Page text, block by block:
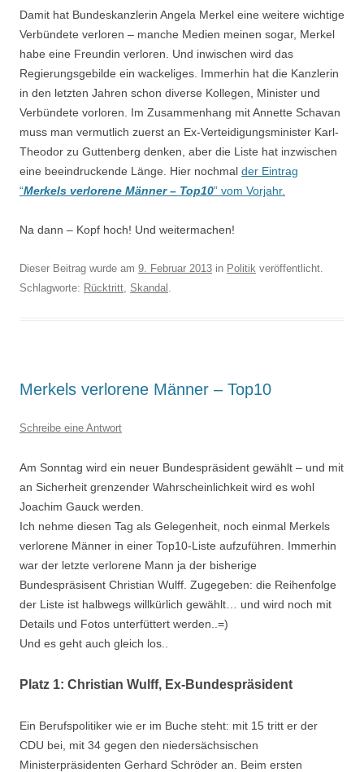
Damit hat Bundeskanzlerin Angela Merkel eine weitere wichtige
Verbündete verloren – manche Medien meinen sogar, Merkel
habe eine Freundin verloren. Und inwischen wird das
Regierungsgebilde ein wackeliges. Immerhin hat die Kanzlerin
in den letzten Jahren schon diverse Kollegen, Minister und
Verbündete vorloren. Im Zusammenhang mit Annette Schavan
muss man vermutlich zuerst an Ex-Verteidigungsminister Karl-
Theodor zu Guttenberg denken, aber die Liste hat inzwischen
eine beeindruckende Länge. Hier nochmal der Eintrag
“Merkels verlorene Männer – Top10” vom Vorjahr.
Na dann – Kopf hoch! Und weitermachen!
Dieser Beitrag wurde am 9. Februar 2013 in Politik veröffentlicht.
Schlagworte: Rücktritt, Skandal .
Merkels verlorene Männer – Top10
Schreibe eine Antwort
Am Sonntag wird ein neuer Bundespräsident gewählt – und mit
an Sicherheit grenzender Wahrscheinlichkeit wird es wohl
Joachim Gauck werden.
Ich nehme diesen Tag als Gelegenheit, noch einmal Merkels
verlorene Männer in einer Top10-Liste aufzuführen. Immerhin
war der letzte verlorene Mann ja der bisherige
Bundespräsisent Christian Wulff. Zugegeben: die Reihenfolge
der Liste ist halbwegs willkürlich gewählt… und wird noch mit
Details und Fotos unterfüttert werden..=)
Und es geht auch gleich los..
Platz 1: Christian Wulff, Ex-Bundespräsident
Ein Berufspolitiker wie er im Buche steht: mit 15 tritt er der
CDU bei, mit 34 gegen den niedersächsischen
Ministerpräsidenten Gerhard Schröder an. Beim ersten